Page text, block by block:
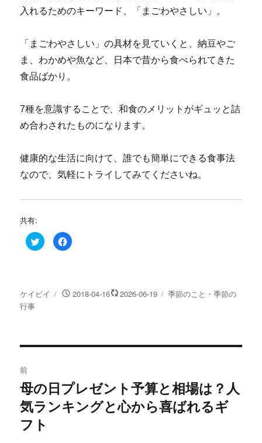
入れるためのキーワード、「まごわやさしい」。
「まごわやさしい」の具材を見ていくと、納豆やご
ま、わかめや魚など、日本で昔から食べられてきた
食品ばかり。
7種を意識することで、和食のメリットがギュッと詰
め合わされたものになります。
健康的な生活に向けて、誰でも簡単にできる食事法
なので、気軽にトライしてみてくださいね。
共有:
ク
リ
w
i
有
ィ
ン
ド
ウ
で
開
き
F
a
k
で
ク
て
く
だ
さ
い
(
投
稿
ケイビイ
投 2018-04-16 2026-06-19
カ
ー
季節のこと・季節の
行事
稿
ナ
ビ
前
過
去
の
母の日プレゼント予算と相場は？人
気ランキングと心から喜ばれるギ
フト